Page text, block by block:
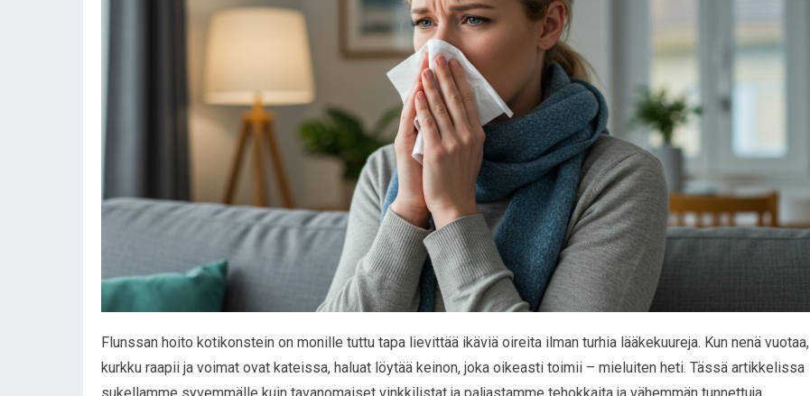
Flunssan hoito kotikonstein on monille tuttu tapa lievittää ikäviä oireita ilman turhia lääkekuureja. Kun nenä vuotaa,
kurkku raapii ja voimat ovat kateissa, haluat löytää keinon, joka oikeasti toimii – mieluiten heti. Tässä artikkelissa